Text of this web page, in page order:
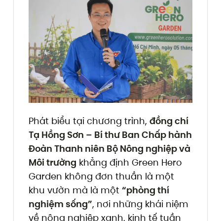
Phát biểu tại chương trình, đồng chí
Tạ Hồng Sơn – Bí thư Ban Chấp hành
Đoàn Thanh niên Bộ Nông nghiệp và
Môi trường khẳng định Green Hero
Garden không đơn thuần là một
khu vườn mà là một “phòng thí
nghiệm sống”, nơi những khái niệm
về nông nghiệp xanh, kinh tế tuần